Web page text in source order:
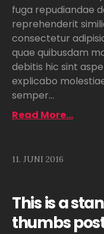
fuga repudiandae
reprehenderit
consectetur
quae quibusdam
debitis hic sint
explicabo
semper...
Read More...
This is a
thumbs
11. JUNI 2016